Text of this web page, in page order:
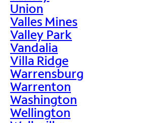
Union
Valles Mines
Valley Park
Vandalia
Villa Ridge
Warrensburg
Warrenton
Washington
Wellington